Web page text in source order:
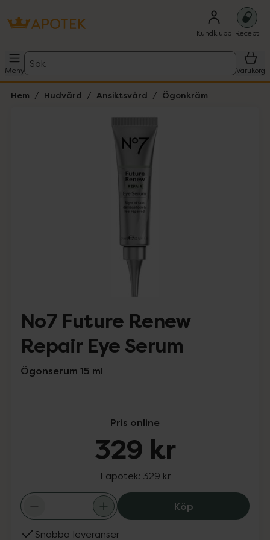
Kundklubb Recept
Meny
Sök
Varukorg
Hem Hudvård Ansiktsvård Ögonkräm
Lista: . Innehåller 4 objekt.
No7 Future Renew
Repair Eye Serum
Ögonserum 15 ml
Pris online
329 kr
I apotek: 329 kr
KöpNo7 Future
Snabba leveranser